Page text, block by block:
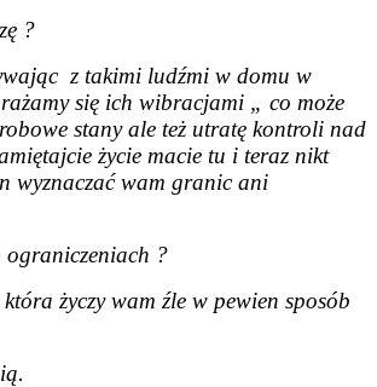
?
z takimi ludźmi w domu w
się ich wibracjami „ co może
stany ale też utratę kontroli nad
życie macie tu i teraz nikt
wyznaczać wam granic ani
ograniczeniach ?
życzy wam źle w pewien sposób